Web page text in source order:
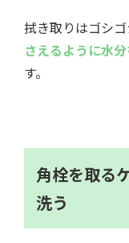
拭き取りはゴシゴ
さえるように水
す。
角栓を取る
洗う